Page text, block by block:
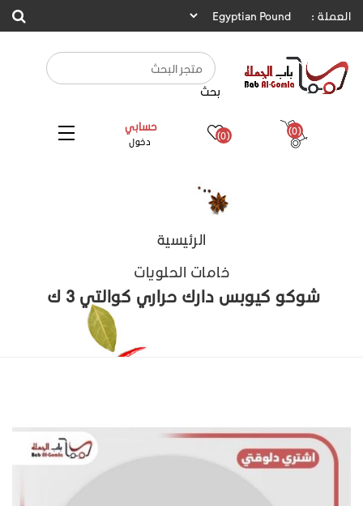
العملة :
بحث
حسابي
دخول (0) (0)
الرئيسية
خامات الحلويات
شوكو كيوبس دارك حراري كوالتي 3 ك